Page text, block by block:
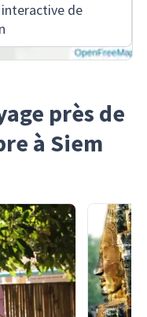
de
près de
à Siem